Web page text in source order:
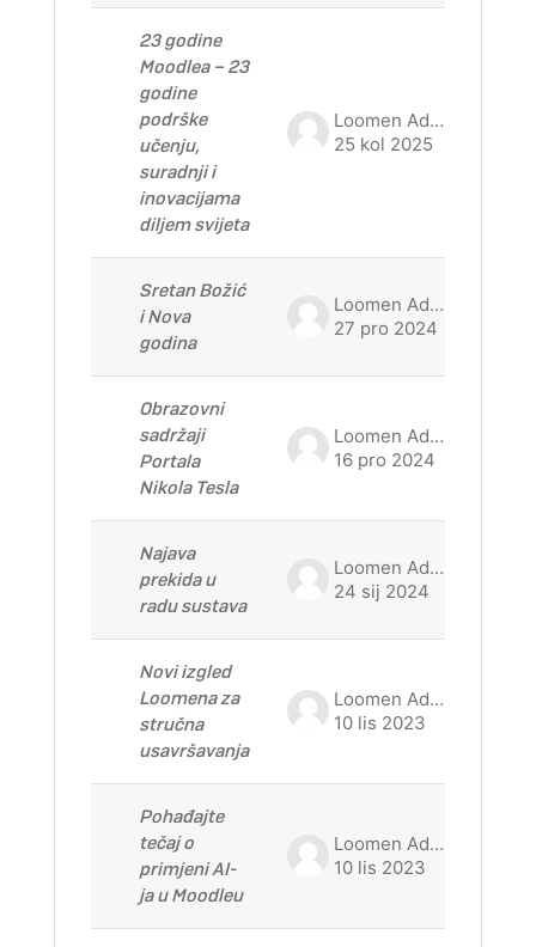
23 godine
Moodlea – 23
godine
podrške
učenju,
suradnji i
inovacijama
diljem svijeta
Loomen Admin
25 kol 2025
Sretan Božić
i Nova
godina
Loomen Admin
27 pro 2024
Obrazovni
sadržaji
Portala
Nikola Tesla
Loomen Admin
16 pro 2024
Najava
prekida u
radu sustava
Loomen Admin
24 sij 2024
Novi izgled
Loomena za
stručna
usavršavanja
Loomen Admin
10 lis 2023
Pohađajte
tečaj o
primjeni AI-
ja u Moodleu
Loomen Admin
10 lis 2023